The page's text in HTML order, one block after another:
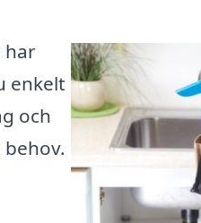
har
enkelt
och